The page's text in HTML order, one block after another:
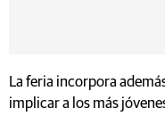
La feria incorpora
implicar a los más